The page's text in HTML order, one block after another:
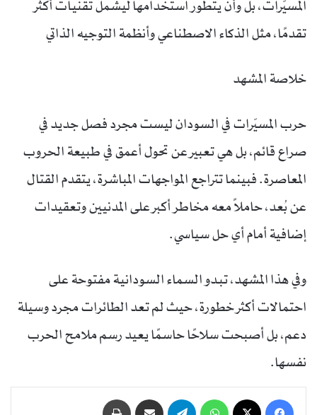
المسيّرات، بل وأن يتطور استخدامها ليشمل تقنيات أكثر
تقدمًا، مثل الذكاء الاصطناعي وأنظمة التوجيه الذاتي
خلاصة المشهد
حرب المسيّرات في السودان ليست مجرد فصل جديد في
صراع قائم، بل هي تعبير عن تحول أعمق في طبيعة الحروب
المعاصرة. فبينما تتراجع المواجهات المباشرة، يتقدم القتال
عن بُعد، حاملاً معه مخاطر أكبر على المدنيين وتعقيدات
إضافية أمام أي حل سياسي.
وفي هذا المشهد، تبدو السماء السودانية مفتوحة على
احتمالات أكثر خطورة، حيث لم تعد الطائرات مجرد وسيلة
دعم، بل أصبحت سلاحًا حاسمًا يعيد رسم ملامح الحرب
نفسها.